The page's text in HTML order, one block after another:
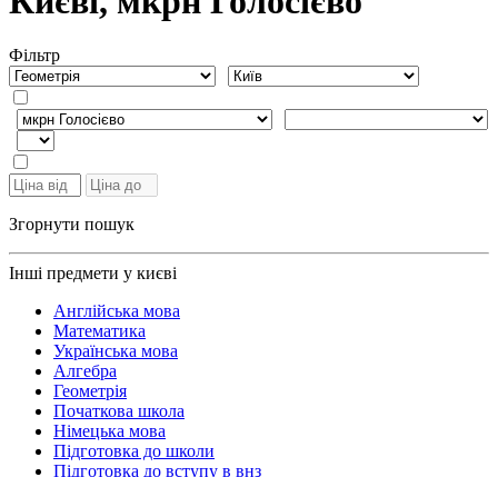
Фiльтр
Згорнути пошук
Інші предмети у києві
Англійська мова
Математика
Українська мова
Алгебра
Геометрія
Початкова школа
Німецька мова
Підготовка до школи
Підготовка до вступу в внз